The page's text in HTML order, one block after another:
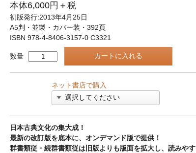
本体6,000円＋税
初版発行:2013年4月25日
A5判・並製・カバー装・392頁
ISBN 978-4-8406-3157-0 C3321
数量
ネット書店で購入
日本古典文化の集大成！
最新の改訂版を底本に、オンデマンド版で提供！
群書類従・続群書類従は旧版よりも版面を拡大し、読みやす